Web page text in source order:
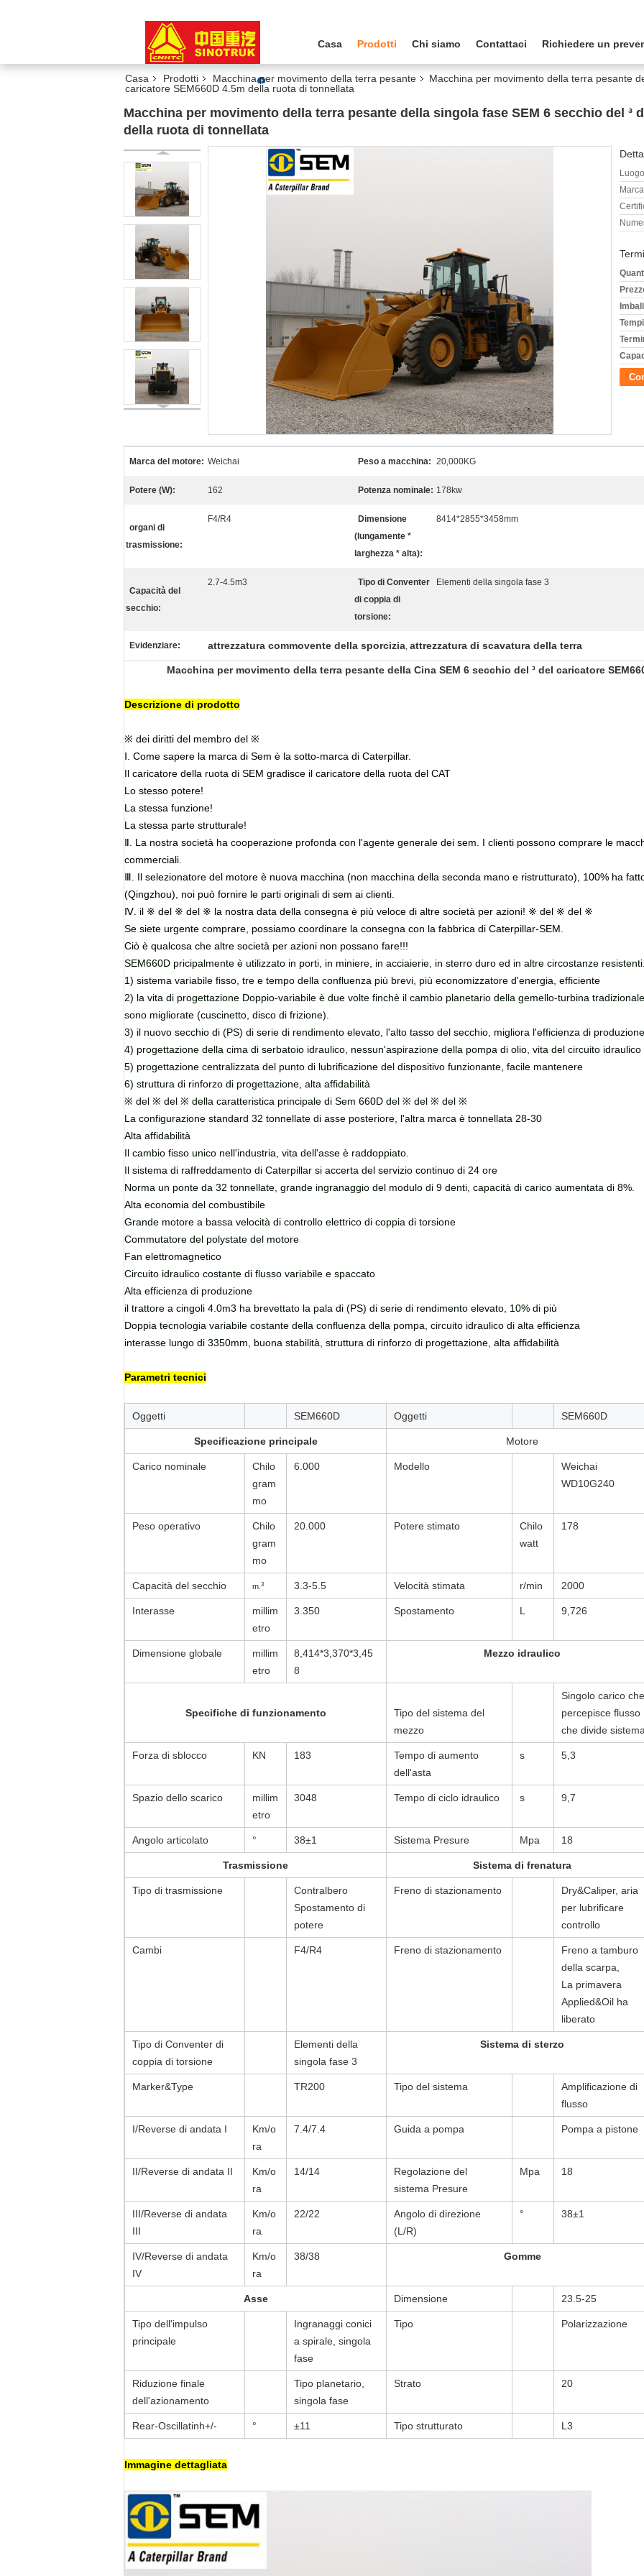
Casa Prodotti Chi siamo Contattaci Richiedere un
Casa Prodotti Macchina per movimento della terra pesante
Macchina per movimento della terra pesante
caricatore SEM660D 4.5m della ruota di tonnellata
Macchina per movimento della terra pesante della singola fase SEM 6 secchio del ³
della ruota di tonnellata
Marca del motore: Weichai Peso a macchina: 20,000KG
Potere (W): 162 Potenza nominale: 178kw
organi di
trasmissione:
F4/R4
Dimensione
(lungamente *
larghezza * alta):
8414*2855*3458mm
Capacità del
secchio:
2.7-4.5m3
Tipo di Conventer
di coppia di
torsione:
Elementi della singola fase 3
Evidenziare: attrezzatura commovente della sporcizia, attrezzatura di scavatura della terra
Macchina per movimento della terra pesante della Cina SEM 6 secchio del ³ del caricatore
Descrizione di prodotto
※ dei diritti del membro del ※
Ⅰ. Come sapere la marca di Sem è la sotto-marca di Caterpillar.
Il caricatore della ruota di SEM gradisce il caricatore della ruota del CAT
Lo stesso potere!
La stessa funzione!
La stessa parte strutturale!
Ⅱ. La nostra società ha cooperazione profonda con l'agente generale dei sem. I clienti possono comprare le
commerciali.
Ⅲ. Il selezionatore del motore è nuova macchina (non macchina della seconda mano e ristrutturato), 100% ha
(Qingzhou), noi può fornire le parti originali di sem ai clienti.
Ⅳ. il ※ del ※ del ※ la nostra data della consegna è più veloce di altre società per azioni! ※ del ※ del ※
Se siete urgente comprare, possiamo coordinare la consegna con la fabbrica di Caterpillar-SEM.
Ciò è qualcosa che altre società per azioni non possano fare!!!
SEM660D pricipalmente è utilizzato in porti, in miniere, in acciaierie, in sterro duro ed in altre circostanze
1) sistema variabile fisso, tre e tempo della confluenza più brevi, più economizzatore d'energia, efficiente
2) la vita di progettazione Doppio-variabile è due volte finchè il cambio planetario della gemello-turbina
sono migliorate (cuscinetto, disco di frizione).
3) il nuovo secchio di (PS) di serie di rendimento elevato, l'alto tasso del secchio, migliora l'efficienza di
4) progettazione della cima di serbatoio idraulico, nessun'aspirazione della pompa di olio, vita del circuito
5) progettazione centralizzata del punto di lubrificazione del dispositivo funzionante, facile mantenere
6) struttura di rinforzo di progettazione, alta affidabilità
※ del ※ del ※ della caratteristica principale di Sem 660D del ※ del ※ del ※
La configurazione standard 32 tonnellate di asse posteriore, l'altra marca è tonnellata 28-30
Alta affidabilità
Il cambio fisso unico nell'industria, vita dell'asse è raddoppiato.
Il sistema di raffreddamento di Caterpillar si accerta del servizio continuo di 24 ore
Norma un ponte da 32 tonnellate, grande ingranaggio del modulo di 9 denti, capacità di carico aumentata di 8%.
Alta economia del combustibile
Grande motore a bassa velocità di controllo elettrico di coppia di torsione
Commutatore del polystate del motore
Fan elettromagnetico
Circuito idraulico costante di flusso variabile e spaccato
Alta efficienza di produzione
il trattore a cingoli 4.0m3 ha brevettato la pala di (PS) di serie di rendimento elevato, 10% di più
Doppia tecnologia variabile costante della confluenza della pompa, circuito idraulico di alta efficienza
interasse lungo di 3350mm, buona stabilità, struttura di rinforzo di progettazione, alta affidabilità
Parametri tecnici
Oggetti SEM660D Oggetti SEM660D
Specificazione principale Motore
Carico nominale
Chilo
gram
mo
6.000 Modello
Weichai
WD10G240
Peso operativo
Chilo
gram
mo
20.000 Potere stimato
Chilo
watt
178
Capacità del secchio m. 3 3.3-5.5 Velocità stimata r/min 2000
Interasse
millim
etro
3.350 Spostamento L 9,726
Dimensione globale
millim
etro
8,414*3,370*3,45
8
Mezzo idraulico
Specifiche di funzionamento
Tipo del sistema del
mezzo
Singolo carico che
percepisce flusso
che divide
Forza di sblocco KN 183
Tempo di aumento
dell'asta
s 5,3
Spazio dello scarico
millim
etro
3048 Tempo di ciclo idraulico s 9,7
Angolo articolato ° 38±1 Sistema Presure Mpa 18
Trasmissione Sistema di frenatura
Tipo di trasmissione
Contralbero
Spostamento di
potere
Freno di stazionamento
Dry&Caliper, aria
per lubrificare
controllo
Cambi F4/R4 Freno di stazionamento
Freno a tamburo
della scarpa,
La primavera
Applied&Oil ha
liberato
Tipo di Conventer di
coppia di torsione
Elementi della
singola fase 3
Sistema di sterzo
Marker&Type TR200 Tipo del sistema
Amplificazione di
flusso
I/Reverse di andata I
Km/o
ra
7.4/7.4 Guida a pompa Pompa a pistone
II/Reverse di andata II
Km/o
ra
14/14
Regolazione del
sistema Presure
Mpa 18
III/Reverse di andata
III
Km/o
ra
22/22
Angolo di direzione
(L/R)
° 38±1
IV/Reverse di andata
IV
Km/o
ra
38/38 Gomme
Asse Dimensione 23.5-25
Tipo dell'impulso
principale
Ingranaggi conici
a spirale, singola
fase
Tipo Polarizzazione
Riduzione finale
dell'azionamento
Tipo planetario,
singola fase
Strato 20
Rear-Oscillatinh+/- ° ±11 Tipo strutturato L3
Immagine dettagliata